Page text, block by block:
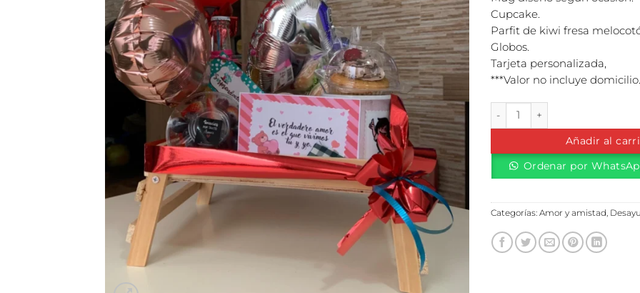
Cupcake.
Parfit de kiwi fresa
Globos.
Tarjeta personalizada,
***Valor no incluye domicilio.
Desayuno amor cantidad
Añadir al
Ordenar por
Categorías: Amor y amistad,